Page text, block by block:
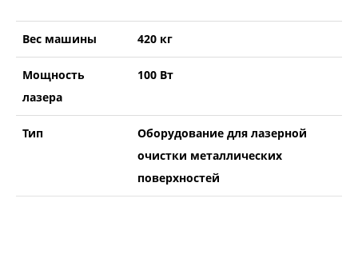
Вес машины 420 кг
Мощность
лазера
100 Вт
Тип
Оборудование для лазерной
очистки металлических
поверхностей